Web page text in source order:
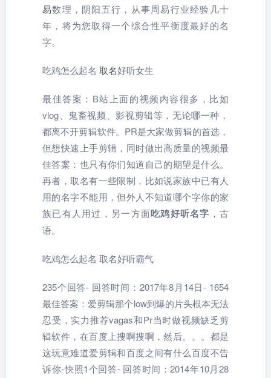
易数理，阴阳五行，从事周易行业经验几十
年，将为您取得一个综合性平衡度最好的名
字。
吃鸡怎么起名 取名好听女生
最佳答案：B站上面的视频内容很多，比如
vlog、鬼畜视频、影视剪辑等，无论哪一种，
都离不开剪辑软件。PR是大家做剪辑的首选，
但想快速上手剪辑，同时做出高质量的视频最
佳答案：也只有你们知道自己的期望是什么。
再者，取名有一些限制，比如说家族中已有人
用的名字不能用，但外人不知道哪个字你的家
族已有人用过，另一方面吃鸡好听名字 ，古
语。
吃鸡怎么起名 取名好听霸气
235个回答- 回答时间：2017年8月14日- 1654
最佳答案：爱剪辑那个low到爆的片头根本无法
忍受，实力推荐vagas和Pr当时做视频缺乏剪
辑软件，在百度上搜啊搜啊，然后。。。都是
这玩意难道爱剪辑和百度之间有什么百度不告
诉你-快照1个回答- 回答时间：2014年10月28